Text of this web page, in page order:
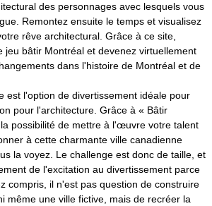
des personnages avec lesquels vous
Remontez ensuite le temps et visualisez
rêve architectural. Grâce à ce site,
jeu bâtir Montréal et devenez virtuellement
dans l'histoire de Montréal et de
est l'option de divertissement idéale pour
pour l'architecture. Grâce à « Bâtir
possibilité de mettre à l'œuvre votre talent
à cette charmante ville canadienne
la voyez. Le challenge est donc de taille, et
de l'excitation au divertissement parce
compris, il n'est pas question de construire
même une ville fictive, mais de recréer la